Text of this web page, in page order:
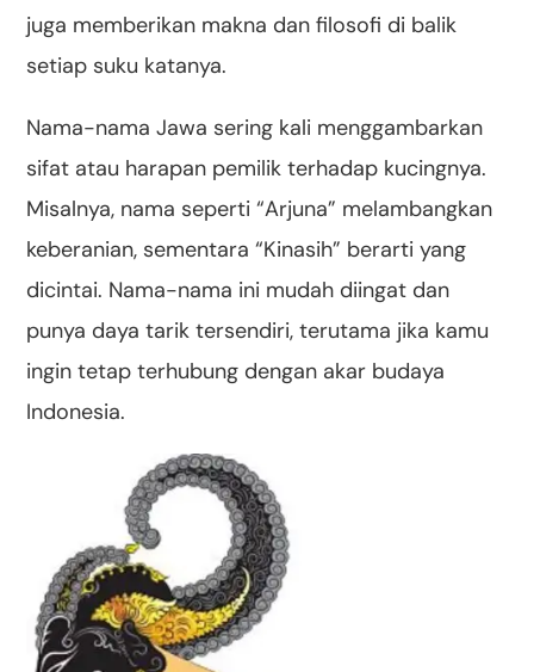
juga memberikan makna dan filosofi di balik
setiap suku katanya.
Nama-nama Jawa sering kali menggambarkan
sifat atau harapan pemilik terhadap kucingnya.
Misalnya, nama seperti “Arjuna” melambangkan
keberanian, sementara “Kinasih” berarti yang
dicintai. Nama-nama ini mudah diingat dan
punya daya tarik tersendiri, terutama jika kamu
ingin tetap terhubung dengan akar budaya
Indonesia.